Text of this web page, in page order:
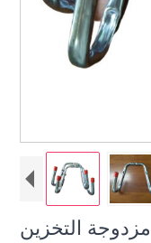
التخزين